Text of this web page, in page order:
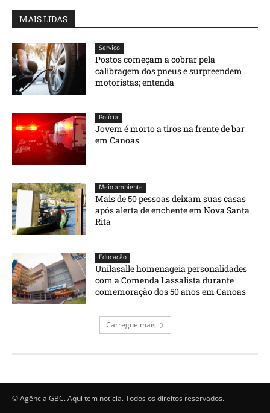
MAIS LIDAS
Serviço
Postos começam a cobrar pela
calibragem dos pneus e surpreendem
motoristas; entenda
Polícia
Jovem é morto a tiros na frente de bar
em Canoas
Meio ambiente
Mais de 50 pessoas deixam suas casas
após alerta de enchente em Nova Santa
Rita
Educação
Unilasalle homenageia personalidades
com a Comenda Lassalista durante
comemoração dos 50 anos em Canoas
Carregue mais
© Agência GBC. Aqui tem notícia. Todos os direitos reservados.